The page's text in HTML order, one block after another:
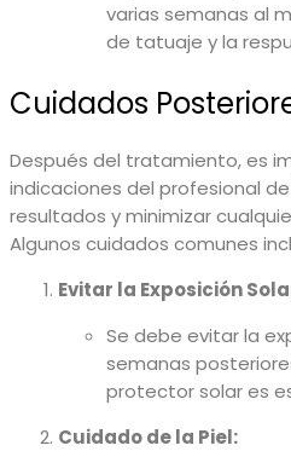
varias semanas al
de tatuaje y la
Cuidados
Después del tratamiento, es
indicaciones del profesional
resultados y minimizar
Algunos cuidados comunes
Evitar la Exposición
Se debe evitar la
semanas
protector solar es
Cuidado de la Piel: